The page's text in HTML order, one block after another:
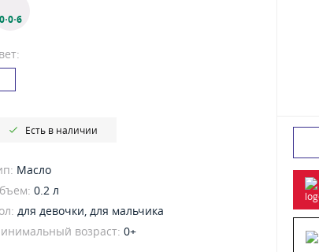
0·0·6
Есть в наличии
Масло
0.2 л
для девочки, для мальчика
возраст: 0+